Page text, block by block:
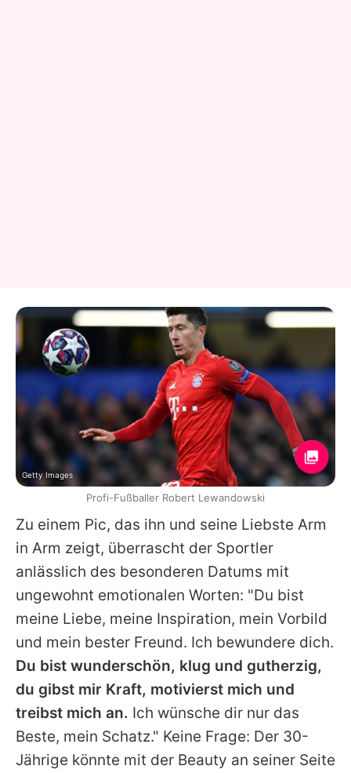
Zu einem Pic, das ihn und seine Liebste Arm
in Arm zeigt, überrascht der Sportler
anlässlich des besonderen Datums mit
ungewohnt emotionalen Worten: "Du bist
meine Liebe, meine Inspiration, mein Vorbild
und mein bester Freund. Ich bewundere dich.
Du bist wunderschön, klug und gutherzig,
du gibst mir Kraft, motivierst mich und
treibst mich an. Ich wünsche dir nur das
Beste, mein Schatz." Keine Frage: Der 30-
Jährige könnte mit der Beauty an seiner Seite
Getty Images
Profi-Fußballer Robert Lewandowski